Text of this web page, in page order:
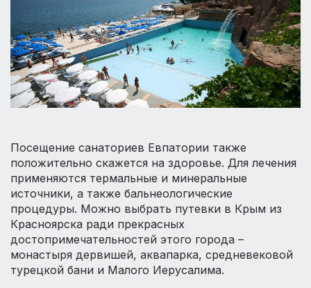
Посещение санаториев Евпатории также
положительно скажется на здоровье. Для лечения
применяются термальные и минеральные
источники, а также бальнеологические
процедуры. Можно выбрать путевки в Крым из
Красноярска ради прекрасных
достопримечательностей этого города –
монастыря дервишей, аквапарка, средневековой
турецкой бани и Малого Иерусалима.